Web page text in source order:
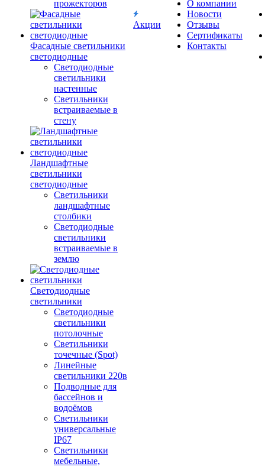
прожекторов
Фасадные светильники
светодиодные
Светодиодные
светильники
настенные
Светильники
встраиваемые в
стену
Ландшафтные
светильники
светодиодные
Светильники
ландшафтные
столбики
Светодиодные
светильники
встраиваемые в
землю
Светодиодные
светильники
Светодиодные
светильники
потолочные
Светильники
точечные (Spot)
Линейные
светильники 220в
Подводные для
бассейнов и
водоёмов
Светильники
универсальные
IP67
Светильники
мебельные,
Акции
О компании
Новости
Отзывы
Сертификаты
Контакты